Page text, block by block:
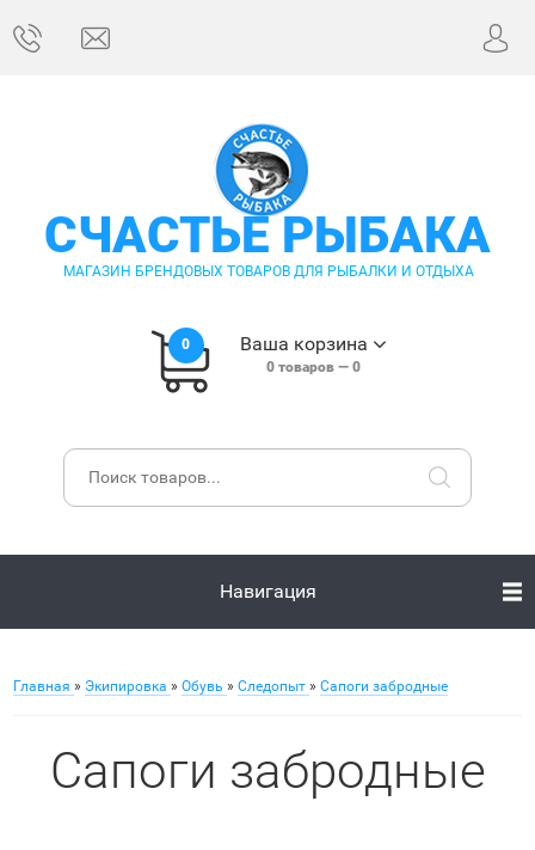
СЧАСТЬЕ РЫБАКА
МАГАЗИН БРЕНДОВЫХ ТОВАРОВ ДЛЯ РЫБАЛКИ И ОТДЫХА
0 Ваша корзина
0товаров — 0
Навигация
Главная » Экипировка » Обувь » Следопыт » Сапоги забродные
Сапоги забродные